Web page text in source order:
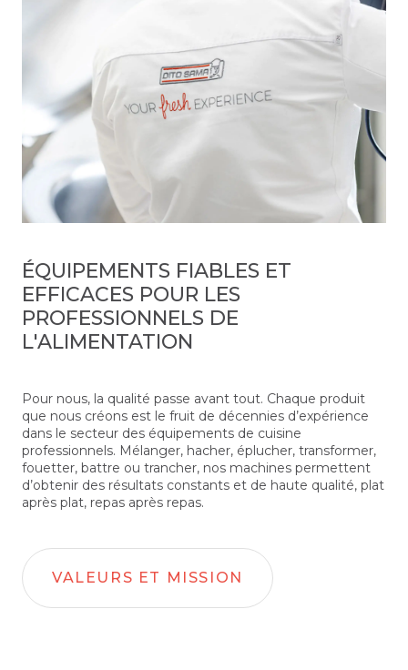
ÉQUIPEMENTS FIABLES ET
EFFICACES POUR LES
PROFESSIONNELS DE
L'ALIMENTATION
Pour nous, la qualité passe avant tout. Chaque produit
que nous créons est le fruit de décennies d’expérience
dans le secteur des équipements de cuisine
professionnels. Mélanger, hacher, éplucher, transformer,
fouetter, battre ou trancher, nos machines permettent
d’obtenir des résultats constants et de haute qualité, plat
après plat, repas après repas.
VALEURS ET MISSION